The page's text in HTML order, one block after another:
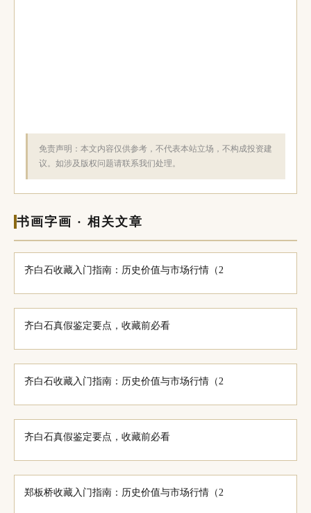
免责声明：本文内容仅供参考，不代表本站立场，不构成投资建
议。如涉及版权问题请联系我们处理。
书画字画 · 相关文章
齐白石收藏入门指南：历史价值与市场行情（2
齐白石真假鉴定要点，收藏前必看
齐白石收藏入门指南：历史价值与市场行情（2
齐白石真假鉴定要点，收藏前必看
郑板桥收藏入门指南：历史价值与市场行情（2